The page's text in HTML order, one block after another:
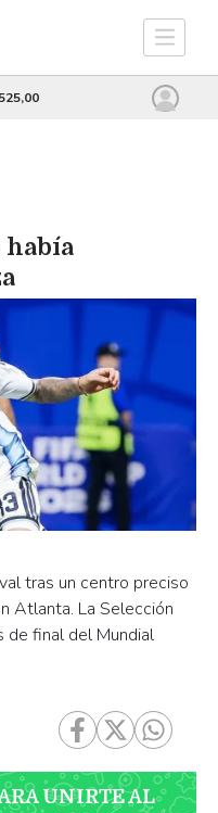
había
tras un centro preciso
Atlanta. La Selección
de final del Mundial
UNIRTE AL